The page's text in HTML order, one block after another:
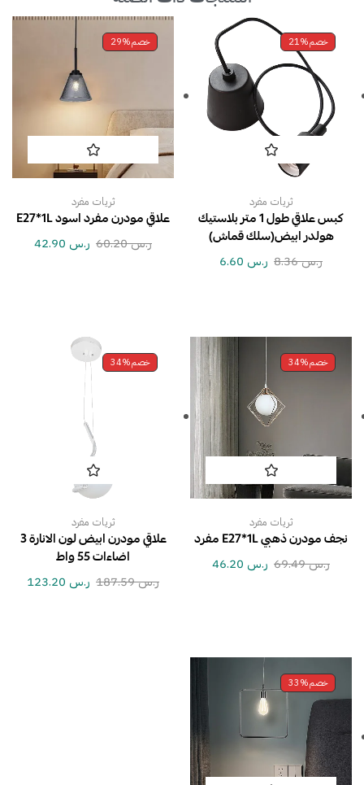
خصم21%
ثريات مفرد
كبس علاقي طول 1 متر بلاستيك
هولدر ابيض(سلك قماش)
ر.س8.36 ر.س
خصم29%
ثريات مفرد
علاقي مودرن مفرد اسود E27*1L
ر.س60.20 ر.س
خصم34%
ثريات مفرد
نجف مودرن ذهبي E27*1L مفرد
ر.س69.49 ر.س
خصم34%
ثريات مفرد
علاقي مودرن ابيض لون الانارة 3
اضاءات 55 واط
ر.س187.59 ر.س
خصم33%